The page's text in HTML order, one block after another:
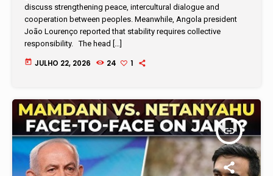
discuss strengthening peace, intercultural dialogue and
cooperation between peoples. Meanwhile, Angola president
João Lourenço reported that stability requires collective
responsibility. The head […]
today JULHO 22, 2026 24 1
insert_link